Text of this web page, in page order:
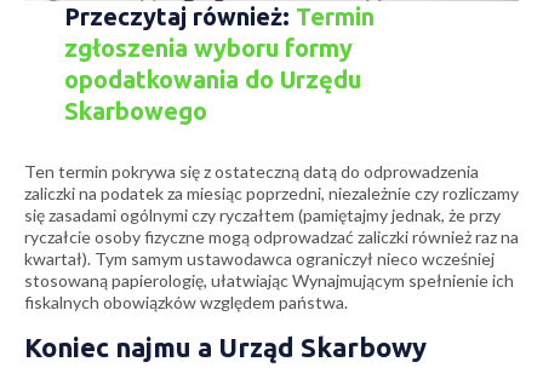
Przeczytaj również: Termin
zgłoszenia wyboru formy
opodatkowania do Urzędu
Skarbowego
Ten termin pokrywa się z ostateczną datą do odprowadzenia
zaliczki na podatek za miesiąc poprzedni, niezależnie czy rozliczamy
się zasadami ogólnymi czy ryczałtem (pamiętajmy jednak, że przy
ryczałcie osoby fizyczne mogą odprowadzać zaliczki również raz na
kwartał). Tym samym ustawodawca ograniczył nieco wcześniej
stosowaną papierologię, ułatwiając Wynajmującym spełnienie ich
fiskalnych obowiązków względem państwa.
Koniec najmu a Urząd Skarbowy